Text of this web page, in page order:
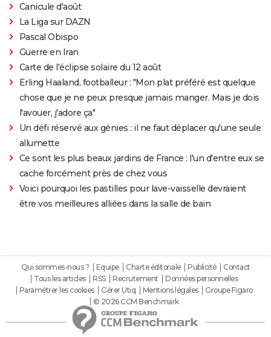
Canicule d'août
La Liga sur DAZN
Pascal Obispo
Guerre en Iran
Carte de l'éclipse solaire du 12 août
Erling Haaland, footballeur : "Mon plat préféré est quelque
chose que je ne peux presque jamais manger. Mais je dois
l'avouer, j'adore ça"
Un défi réservé aux génies : il ne faut déplacer qu'une seule
allumette
Ce sont les plus beaux jardins de France : l'un d'entre eux se
cache forcément près de chez vous
Voici pourquoi les pastilles pour lave-vaisselle devraient
être vos meilleures alliées dans la salle de bain
Qui sommes-nous ? Equipe Charte éditoriale Publicité
Contact
Tous les articles
RSS Recrutement
Données personnelles
Paramétrer les cookies
Gérer Utiq Mentions légales
Groupe Figaro
© 2026 CCM Benchmark